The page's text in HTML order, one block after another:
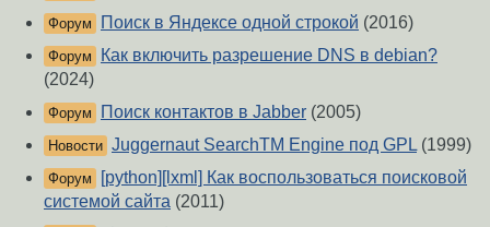
Форум Поиск в Яндексе одной строкой (2016)
Форум
Как включить разрешение DNS в debian?
(2024)
Форум Поиск контактов в Jabber (2005)
Новости Juggernaut SearchTM Engine под GPL (1999)
Форум
[python][lxml] Как воспользоваться поисковой
системой сайта (2011)